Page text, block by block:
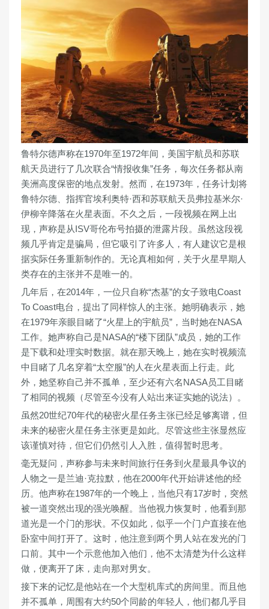
鲁特尔德声称在1970年至1972年间，美国宇航员和苏联
航天员进行了几次联合“情报收集”任务，每次任务都从南
美洲高度保密的地点发射。然而，在1973年，任务计划将
鲁特尔德、指挥官埃利奥特·西和苏联航天员弗拉基米尔·
伊柳辛降落在火星表面。不久之后，一段视频在网上出
现，声称是从ISV哥伦布号拍摄的泄露片段。虽然这段视
频几乎肯定是骗局，但它吸引了许多人，有人建议它是根
据实际任务重新制作的。无论真相如何，关于火星早期人
类存在的主张并不是唯一的。
几年后，在2014年，一位只自称“杰基”的女子致电Coast
To Coast电台，提出了同样惊人的主张。她明确表示，她
在1979年亲眼目睹了“火星上的宇航员”，当时她在NASA
工作。她声称自己是NASA的“楼下团队”成员，她的工作
是下载和处理实时数据。就在那天晚上，她在实时视频流
中目睹了几名穿着“太空服”的人在火星表面上行走。此
外，她坚称自己并不孤单，至少还有六名NASA员工目睹
了相同的视频（尽管至今没有人站出来证实她的说法）。
虽然20世纪70年代的秘密火星任务主张已经足够离谱，但
未来的秘密火星任务主张更是如此。尽管这些主张显然应
该谨慎对待，但它们仍然引人入胜，值得暂时思考。
毫无疑问，声称参与未来时间旅行任务到火星最具争议的
人物之一是兰迪·克拉默，他在2000年代开始讲述他的经
历。他声称在1987年的一个晚上，当他只有17岁时，突然
被一道突然出现的强光唤醒。当他视力恢复时，他看到那
道光是一个门的形状。不仅如此，似乎一个门户直接在他
卧室中间打开了。这时，他注意到两个男人站在发光的门
口前。其中一个示意他加入他们，他不太清楚为什么这样
做，便离开了床，走向那对男女。
接下来的记忆是他站在一个大型机库式的房间里。而且他
并不孤单，周围有大约50个同龄的年轻人，他们都几乎目